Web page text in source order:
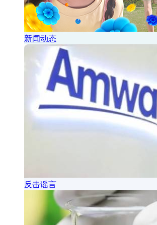
新闻动态
反击谣言